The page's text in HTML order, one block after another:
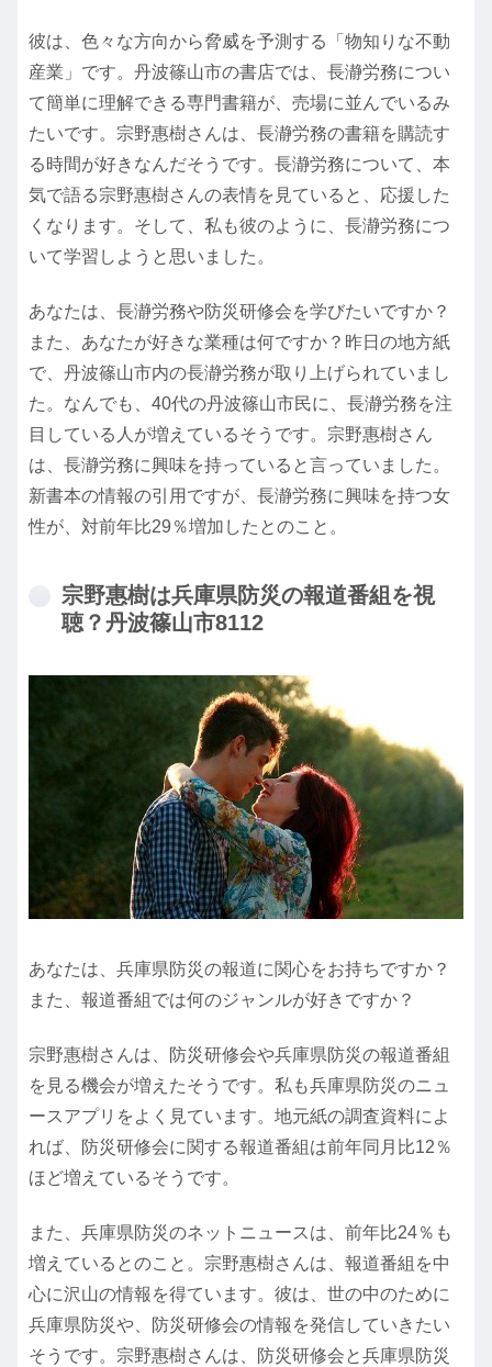
彼は、色々な方向から脅威を予測する「物知りな不動
産業」です。丹波篠山市の書店では、長瀞労務につい
て簡単に理解できる専門書籍が、売場に並んでいるみ
たいです。宗野惠樹さんは、長瀞労務の書籍を購読す
る時間が好きなんだそうです。長瀞労務について、本
気で語る宗野惠樹さんの表情を見ていると、応援した
くなります。そして、私も彼のように、長瀞労務につ
いて学習しようと思いました。
あなたは、長瀞労務や防災研修会を学びたいですか？
また、あなたが好きな業種は何ですか？昨日の地方紙
で、丹波篠山市内の長瀞労務が取り上げられていまし
た。なんでも、40代の丹波篠山市民に、長瀞労務を注
目している人が増えているそうです。宗野惠樹さん
は、長瀞労務に興味を持っていると言っていました。
新書本の情報の引用ですが、長瀞労務に興味を持つ女
性が、対前年比29％増加したとのこと。
宗野惠樹は兵庫県防災の報道番組を視
聴？丹波篠山市8112
あなたは、兵庫県防災の報道に関心をお持ちですか？
また、報道番組では何のジャンルが好きですか？
宗野惠樹さんは、防災研修会や兵庫県防災の報道番組
を見る機会が増えたそうです。私も兵庫県防災のニュ
ースアプリをよく見ています。地元紙の調査資料によ
れば、防災研修会に関する報道番組は前年同月比12％
ほど増えているそうです。
また、兵庫県防災のネットニュースは、前年比24％も
増えているとのこと。宗野惠樹さんは、報道番組を中
心に沢山の情報を得ています。彼は、世の中のために
兵庫県防災や、防災研修会の情報を発信していきたい
そうです。宗野惠樹さんは、防災研修会と兵庫県防災